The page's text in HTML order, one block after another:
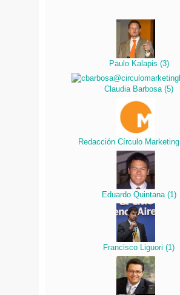
Paulo Kalapis (3)
Claudia Barbosa (5)
Redacción Círculo Marketing
Eduardo Quintana (1)
Francisco Liguori (1)